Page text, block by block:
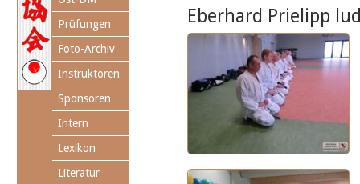
Eberhard Prielipp
Prüfungen
Foto-Archiv
Instruktoren
Sponsoren
Intern
Lexikon
Literatur